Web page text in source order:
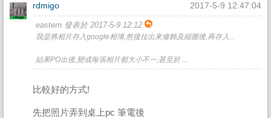
rdmigo 2017-5-9 12:47:04
eastern 發表於 2017-5-9 12:12
我是將相片存入google相簿,然後拉出來修飾及縮圖後,再存入...
結果PO出後,變成每張相片都大小不一,甚至於 ...
比較好的方式!
先把照片弄到桌上pc 筆電後